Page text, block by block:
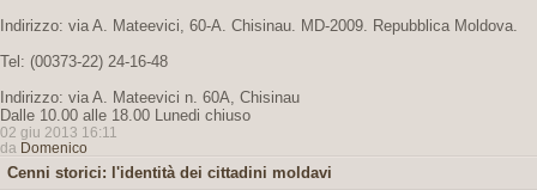
Indirizzo: via A. Mateevici, 60-A. Chisinau. MD-2009. Repubblica Moldova.
Tel: (00373-22) 24-16-48
Indirizzo: via A. Mateevici n. 60A, Chisinau
Dalle 10.00 alle 18.00 Lunedi chiuso
02 giu 2013 16:11
da Domenico
Cenni storici: l'identità dei cittadini moldavi